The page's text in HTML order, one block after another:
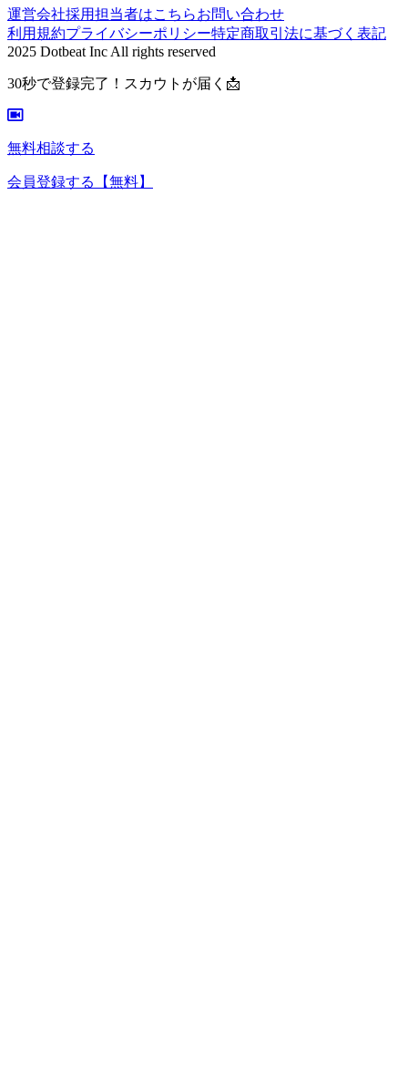
運営会社採用担当者はこちらお問い合わせ
利用規約プライバシーポリシー特定商取引法に基づく表記
2025 Dotbeat Inc All rights reserved
30秒で登録完了！スカウトが届く📩
無料相談する
会員登録する 【無料】